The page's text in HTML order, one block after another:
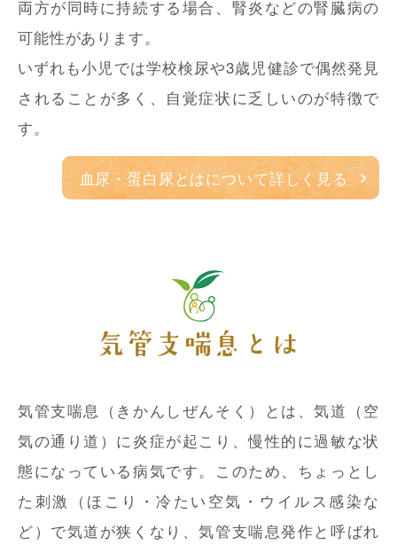
両方が同時に持続する場合、腎炎などの腎臓病の
可能性があります。
いずれも小児では学校検尿や3歳児健診で偶然発見
されることが多く、自覚症状に乏しいのが特徴で
す。
血尿・蛋白尿とはについて詳しく見る
気管支喘息とは
気管支喘息（きかんしぜんそく）とは、気道（空
気の通り道）に炎症が起こり、慢性的に過敏な状
態になっている病気です。このため、ちょっとし
た刺激（ほこり・冷たい空気・ウイルス感染な
ど）で気道が狭くなり、気管支喘息発作と呼ばれ